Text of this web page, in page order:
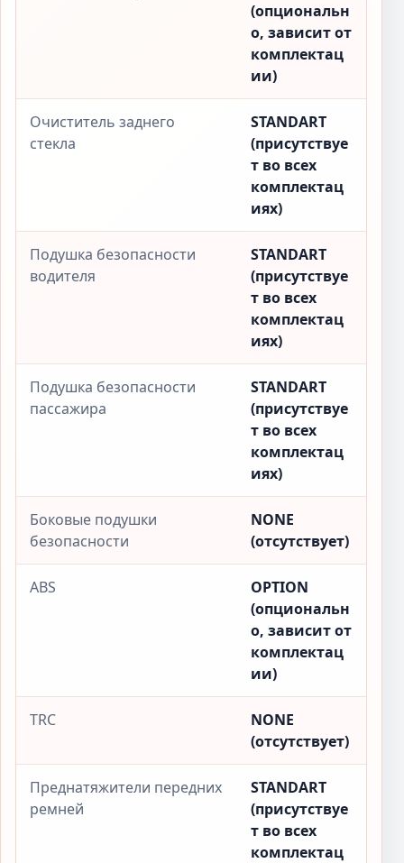
(опциональн
о, зависит от
комплектац
ии)
Очиститель заднего
стекла
STANDART
(присутствуе
т во всех
комплектац
иях)
Подушка безопасности
водителя
STANDART
(присутствуе
т во всех
комплектац
иях)
Подушка безопасности
пассажира
STANDART
(присутствуе
т во всех
комплектац
иях)
Боковые подушки
безопасности
NONE
(отсутствует)
ABS
OPTION
(опциональн
о, зависит от
комплектац
ии)
TRC
NONE
(отсутствует)
Преднатяжители передних
ремней
STANDART
(присутствуе
т во всех
комплектац